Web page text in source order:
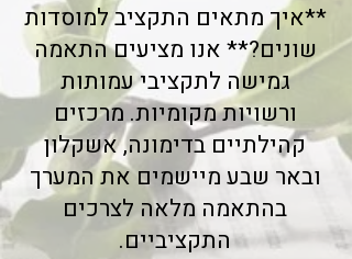
**איך מתאים התקציב למוסדות
שונים?** אנו מציעים התאמה
גמישה לתקציבי עמותות
ורשויות מקומיות. מרכזים
קהילתיים בדימונה, אשקלון
ובאר שבע מיישמים את המערך
בהתאמה מלאה לצרכים
התקציביים.